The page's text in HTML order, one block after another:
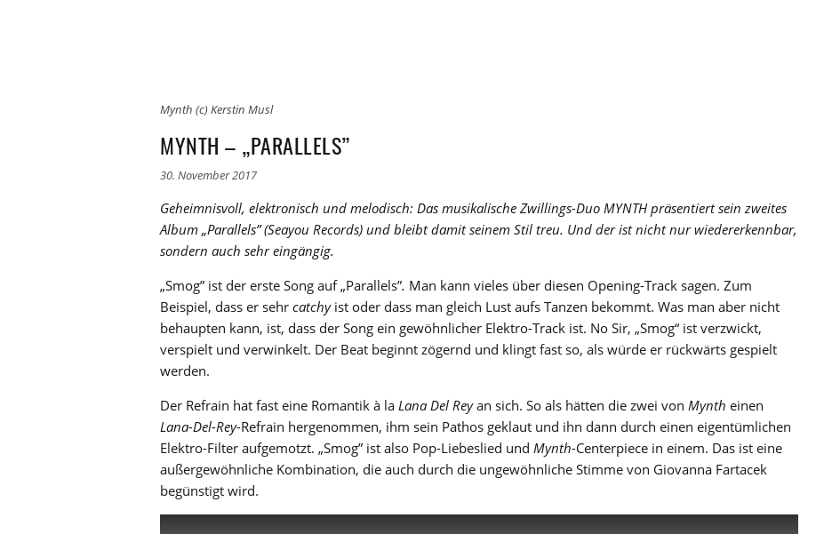
Mynth (c) Kerstin Musl
MYNTH – „PARALLELS”
30. November 2017
Geheimnisvoll, elektronisch und melodisch: Das musikalische Zwillings-Duo MYNTHpräsentiert sein zweites
Album „Parallels” (Seayou Records) und bleibt damit seinem Stil treu. Und der ist nicht nur wiedererkennbar,
sondern auch sehr eingängig.
„Smog” ist der erste Song auf „Parallels”. Man kann vieles über diesen Opening-Track sagen. Zum
Beispiel, dass er sehr catchyist oder dass man gleich Lust aufs Tanzen bekommt. Was man aber nicht
behaupten kann, ist, dass der Song ein gewöhnlicher Elektro-Track ist. No Sir, „Smog“ ist verzwickt,
verspielt und verwinkelt. Der Beat beginnt zögernd und klingt fast so, als würde er rückwärts gespielt
werden.
Der Refrain hat fast eine Romantik à la Lana Del Reyan sich. So als hätten die zwei von Mynth einen
Lana-Del-Rey-Refrain hergenommen, ihm sein Pathos geklaut und ihn dann durch einen eigentümlichen
Elektro-Filter aufgemotzt. „Smog” ist also Pop-Liebeslied und Mynth-Centerpiece in einem. Das ist eine
außergewöhnliche Kombination, die auch durch die ungewöhnliche Stimme von Giovanna Fartacek
begünstigt wird.